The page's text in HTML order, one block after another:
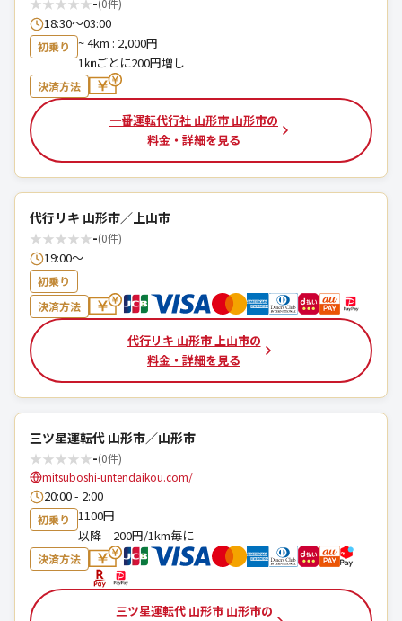
★★★★★ (0件)
18:30～03:00
初乗り
~ 4km : 2,000円
1㎞ごとに200円増し
決済方法
一番運転代行社 山形市 山形市の
料金・詳細を見る
代行リキ 山形市／上山市
★★★★★-(0件)
19:00〜
初乗り
決済方法
代行リキ 山形市 上山市の
料金・詳細を見る
三ツ星運転代 山形市／山形市
★★★★★-(0件)
mitsuboshi-untendaikou.com/
20:00 - 2:00
初乗り
1100円
以降 200円/1km毎に
決済方法
三ツ星運転代 山形市 山形市の